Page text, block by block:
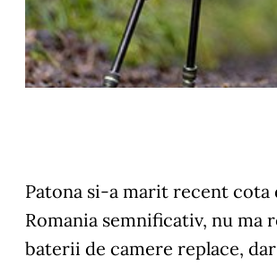
Patona si-a marit recent cota
Romania semnificativ, nu ma
baterii de camere replace,